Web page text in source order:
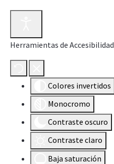
Herramientas de Accesibilidad
Colores invertidos
Monocromo
Contraste oscuro
Contraste claro
Baja saturación